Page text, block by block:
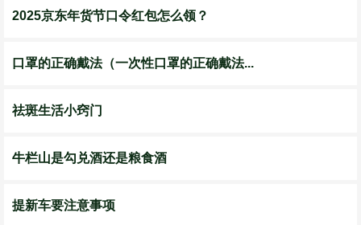
2025京东年货节口令红包怎么领？
口罩的正确戴法（一次性口罩的正确戴法...
祛斑生活小窍门
牛栏山是勾兑酒还是粮食酒
提新车要注意事项